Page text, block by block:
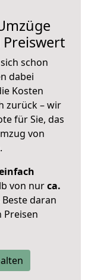
schon
dabei
Kosten
zurück – wir
für Sie, das
von
von nurca.
daran
Preisen